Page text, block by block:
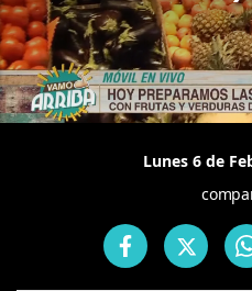
Lunes 6 de